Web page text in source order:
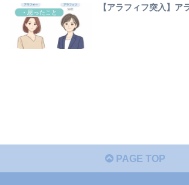
・思ったこと
【アラフィフ突入】ア
PAGE TOP